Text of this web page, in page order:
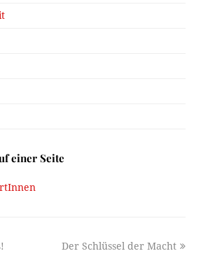
einer Seite
next
Der Schlüssel der Macht